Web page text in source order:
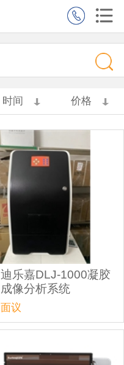
时间 价格
迪乐嘉DLJ-1000凝胶
成像分析系统
面议